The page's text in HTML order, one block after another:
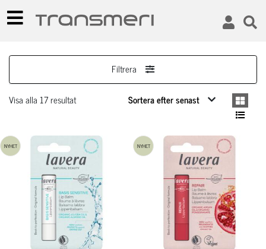
Filtrera
Visa alla 17 resultat
NYHET NYHET